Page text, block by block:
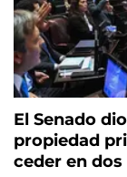
El Senado
propiedad
ceder en